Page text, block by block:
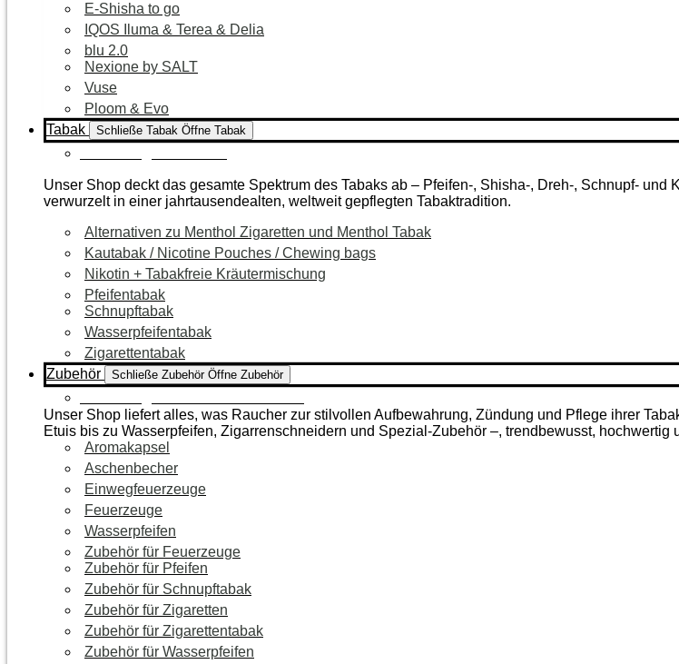
E-Shisha to go
IQOS Iluma & Terea & Delia
blu 2.0
Nexione by SALT
Vuse
Ploom & Evo
Tabak
Schließe Tabak Öffne Tabak
Unser Shop deckt das gesamte Spektrum des Tabaks ab – Pfeifen-, Shisha-, Dreh-, Schnupf-
verwurzelt in einer jahrtausendealten, weltweit gepflegten Tabaktradition.
Alternativen zu Menthol Zigaretten und Menthol Tabak
Kautabak / Nicotine Pouches / Chewing bags
Nikotin + Tabakfreie Kräutermischung
Pfeifentabak
Schnupftabak
Wasserpfeifentabak
Zigarettentabak
Zubehör
Schließe Zubehör Öffne Zubehör
Unser Shop liefert alles, was Raucher zur stilvollen Aufbewahrung, Zündung und Pflege ihrer
Etuis bis zu Wasserpfeifen, Zigarrenschneidern und Spezial-Zubehör –, trendbewusst, hochwertig
Aromakapsel
Aschenbecher
Einwegfeuerzeuge
Feuerzeuge
Wasserpfeifen
Zubehör für Feuerzeuge
Zubehör für Pfeifen
Zubehör für Schnupftabak
Zubehör für Zigaretten
Zubehör für Zigarettentabak
Zubehör für Wasserpfeifen